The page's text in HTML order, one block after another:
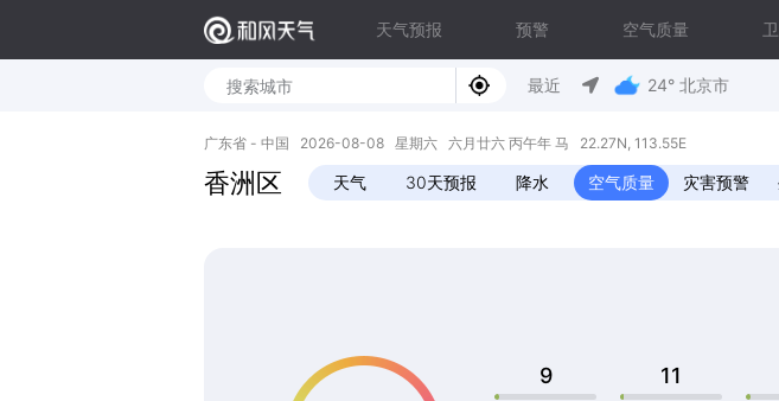
天气预报 预警 空气质量
最近 24° 北京市
广东省 - 中国 2026-08-08 星期六 六月廿六 丙午年 马 22.27N, 113.55E
香洲区 天气 30天预报 降水 空气质量 灾害预警
9 11